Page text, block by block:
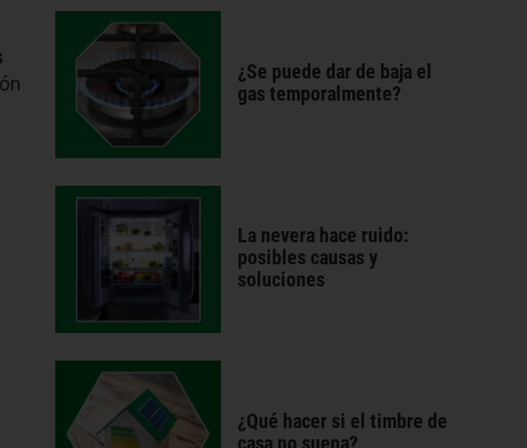
¿Se puede dar de baja el
gas temporalmente?
La nevera hace ruido:
posibles causas y
soluciones
¿Qué hacer si el timbre de
casa no suena?